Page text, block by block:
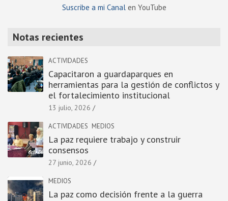
Suscribe a mi Canalen YouTube
Notas recientes
ACTIVIDADES
Capacitaron a guardaparques en
herramientas para la gestión de conflictos y
el fortalecimiento institucional
13 julio, 2026
ACTIVIDADES MEDIOS
La paz requiere trabajo y construir
consensos
27 junio, 2026
MEDIOS
La paz como decisión frente a la guerra